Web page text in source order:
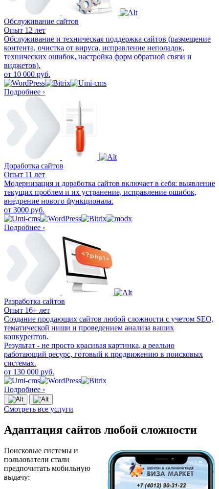
Обслуживание сайтов
Опыт 12 лет
Обслуживание и техническая поддержка сайтов (размещение
контента, очистка от вируса, исправление неполадок,
технических ошибок, настройка форм обратной связи и
виджетов).
от 10 000 руб.
Подробнее ›
Доработка сайтов
Опыт 11 лет
Модернизация и доработка сайтов включает в себя: выявление
текущих проблем и их устранение, исправление ошибок,
внедрение нового функционала.
от 3000 руб.
Подробнее ›
Разработка сайтов
Опыт 16+ лет
Создание продающих сайтов любой сложности с учетом SEO,
тематической ниши и проведением анализа ваших
конкурентов.
Результат - не просто красивая картинка, а реально
работающий ресурс, готовый к продвижению в поисковых
системах.
от 130 000 руб.
Подробнее ›
Смотреть все услуги
Адаптация сайтов любой сложности
Поисковые системы и
пользователи стали
предпочитать мобильную
выдачу: